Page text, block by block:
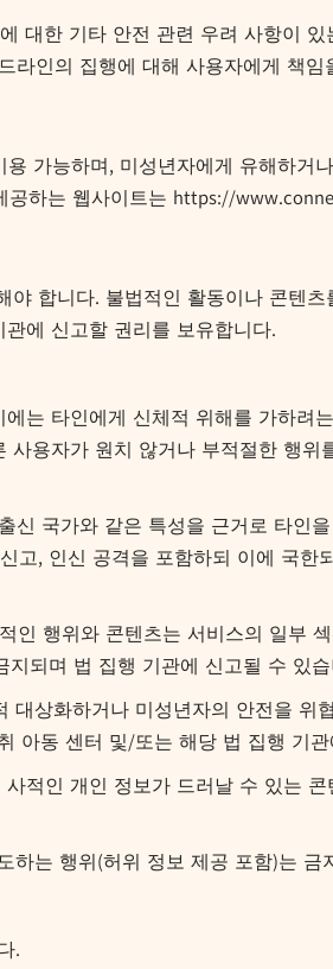
대한 기타 안전 관련 우려 사항이
인의 집행에 대해 사용자에게 책
가능하며, 미성년자에게 유해하거
하는 웹사이트는 https://
합니다. 불법적인 활동이나 콘텐
에 신고할 권리를 보유합니다.
는 타인에게 신체적 위해를 가하려
용자가 원치 않거나 부적절한 행위
국가와 같은 특성을 근거로 타인
, 인신 공격을 포함하되 이에 국한
인 행위와 콘텐츠는 서비스의 일부
되며 법 집행 기관에 신고될 수 있
대상화하거나 미성년자의 안전을 위
아동 센터 및/또는 해당 법 집행 기
적인 개인 정보가 드러날 수 있는
하는 행위(허위 정보 제공 포함)는 금
.